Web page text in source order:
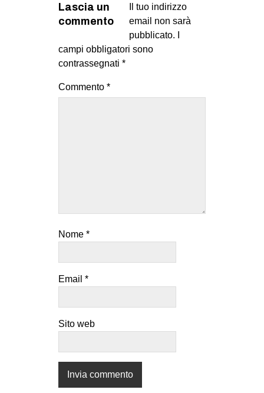
ms
SEARCH
Lascia un
commento
Il tuo indirizzo
email non sarà
pubblicato.
campi obbligatori sono
contrassegnati *
Commento *
Nome *
Email *
Sito web